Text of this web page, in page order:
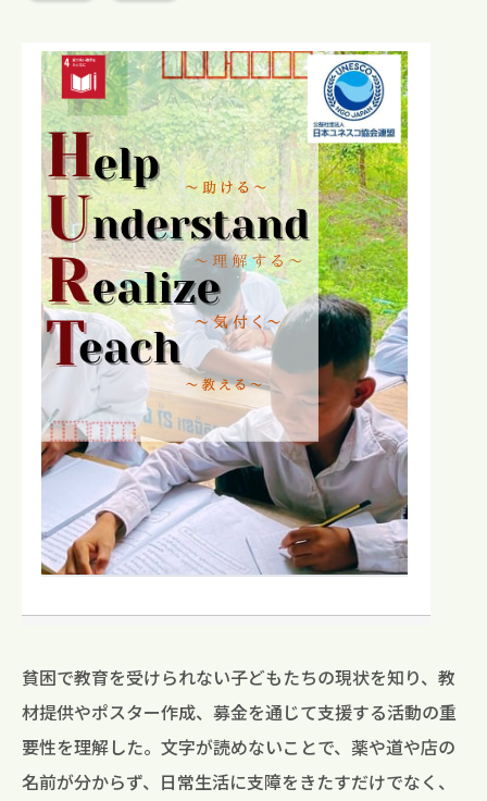
検 索
貧困で教育を受けられない子どもたちの現状を知り、教
材提供やポスター作成、募金を通じて支援する活動の重
要性を理解した。文字が読めないことで、薬や道や店の
名前が分からず、日常生活に支障をきたすだけでなく、